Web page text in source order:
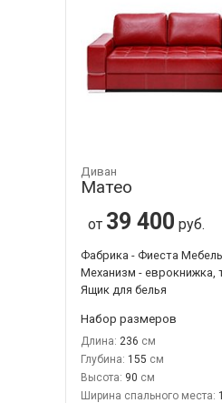
Диван
Матео
от 39 400 руб.
Фабрика - Фиеста Мебель
Механизм - еврокнижка,
Ящик для белья
Набор размеров
Длина: 236
Глубина: 155
Высота: 90
Ширина спального места: